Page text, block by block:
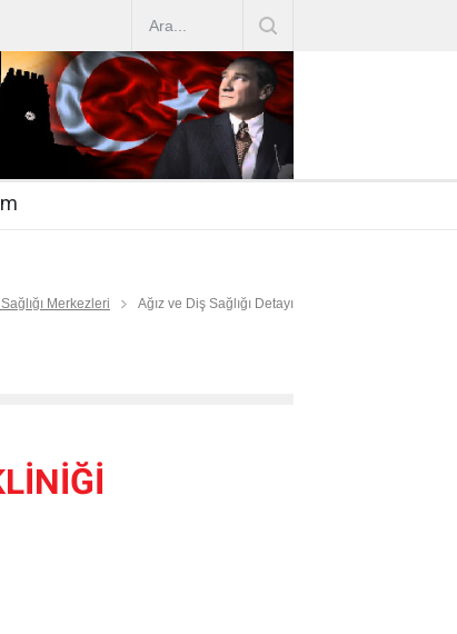
|2019-07-31
16 | 2019-07-31
Talep|2019-06-26
Merkezleri Ağız ve Diş Sağlığı Detayı